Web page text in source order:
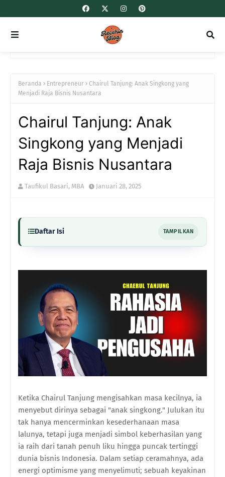
Beranda Entrepreneur
Chairul Tanjung: Anak Singkong yang
Menjadi Raja Bisnis Nusantara
Chairul Tanjung: Anak
Singkong yang Menjadi
Raja Bisnis Nusantara
Taufikul Basari, MBA Januari 28, 2025
Daftar Isi TAMPILKAN
Ketika Chairul Tanjung mengisahkan masa kecilnya, ia
menyebut dirinya sebagai "anak singkong." Julukan itu
tak hanya mencerminkan kesederhanaan masa
lalunya, tetapi juga menjadi simbol keberhasilan yang
ia raih dari tanah penuh liku hingga puncak tertinggi
dunia bisnis Indonesia. Dalam setiap ceramahnya, ada
energi optimisme yang menyelimuti; sebuah keyakinan